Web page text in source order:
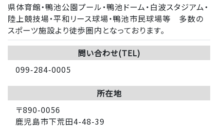
県体育館・鴨池公園プール・鴨池ドーム・白波スタジアム・
陸上競技場・平和リース球場・鴨池市民球場等 多数の
スポーツ施設より徒歩圏内となっております。
問い合わせ(TEL)
099-284-0005
所在地
〒890-0056
鹿児島市下荒田4-48-39